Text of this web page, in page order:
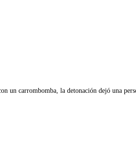
un carrombomba, la detonación dejó una